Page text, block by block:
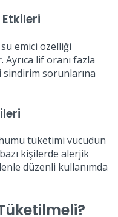
emici özelliği
lif oranı fazla
sindirim sorunlarına
tüketimi vücudun
kişilerde alerjik
düzenli kullanımda